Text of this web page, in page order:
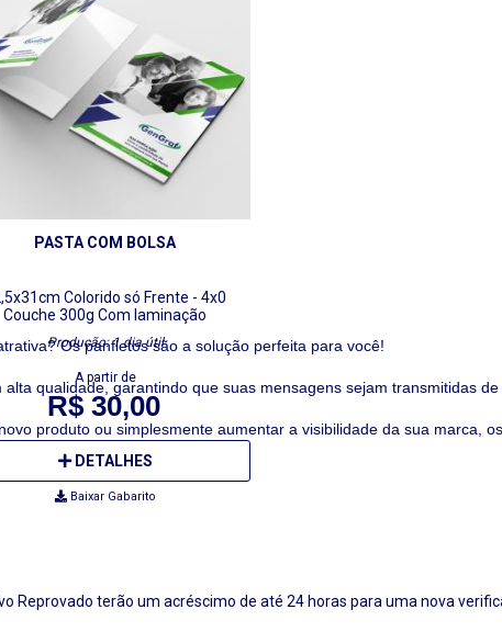
PASTA COM BOLSA
Colorido só Frente - 4x0
Couche 300g Com laminação
Produção: 1 dia útil
A partir de
R$ 30,00
DETALHES
Baixar Gabarito
Os panfletos são a solução perfeita para você!
qualidade, garantindo que suas mensagens sejam transmitidas
produto ou simplesmente aumentar a visibilidade da sua marca,
Reprovado terão um acréscimo de até 24 horas para uma nova